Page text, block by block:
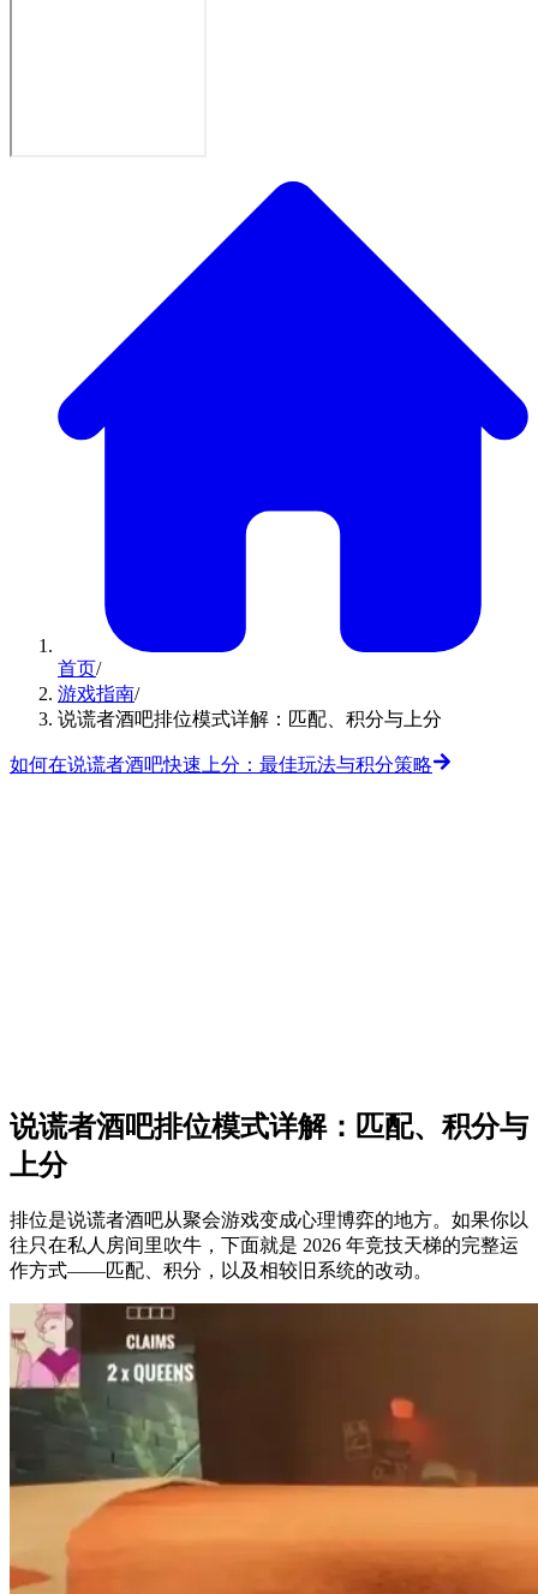
首页/
游戏指南/
说谎者酒吧排位模式详解：匹配、积分与上分
如何在说谎者酒吧快速上分：最佳玩法与积分策略
说谎者酒吧排位模式详解：匹配、积分与
上分
排位是说谎者酒吧从聚会游戏变成心理博弈的地方。如果你以
往只在私人房间里吹牛，下面就是 2026 年竞技天梯的完整运
作方式——匹配、积分，以及相较旧系统的改动。